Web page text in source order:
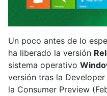
Un poco antes de lo
ha liberado la versión
sistema operativo
versión tras la
la Consumer Preview